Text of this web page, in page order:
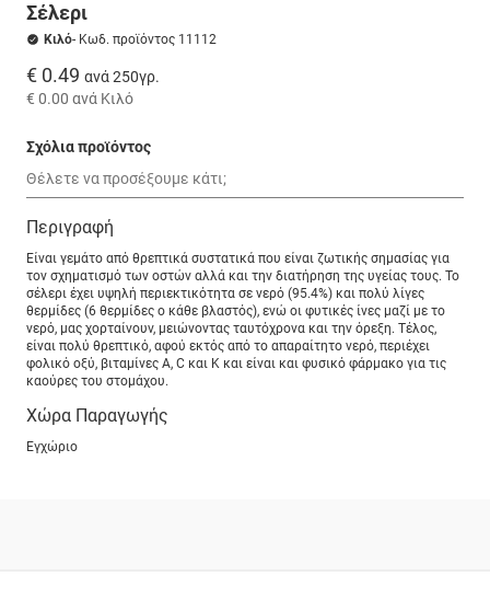
Σέλερι
Κιλό- Κωδ. προϊόντος 11112
€ 0.49 ανά 250γρ.
€ 0.00 ανά Κιλό
Σχόλια προϊόντος
Περιγραφή
Είναι γεμάτο από θρεπτικά συστατικά που είναι ζωτικής σημασίας για
τον σχηματισμό των οστών αλλά και την διατήρηση της υγείας τους. Το
σέλερι έχει υψηλή περιεκτικότητα σε νερό (95.4%) και πολύ λίγες
θερμίδες (6 θερμίδες ο κάθε βλαστός), ενώ οι φυτικές ίνες μαζί με το
νερό, μας χορταίνουν, μειώνοντας ταυτόχρονα και την όρεξη. Τέλος,
είναι πολύ θρεπτικό, αφού εκτός από το απαραίτητο νερό, περιέχει
φολικό οξύ, βιταμίνες A, C και K και είναι και φυσικό φάρμακο για τις
καούρες του στομάχου.
Χώρα Παραγωγής
Εγχώριο